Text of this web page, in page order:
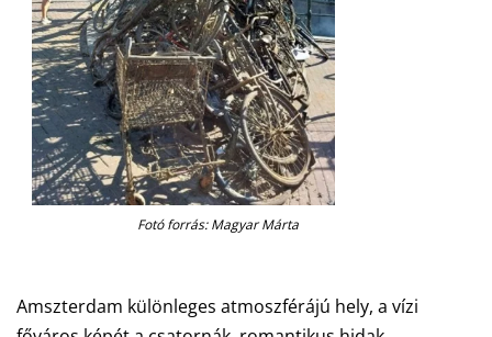
Fotó forrás: Magyar Márta
Amszterdam különleges atmoszférájú hely, a vízi